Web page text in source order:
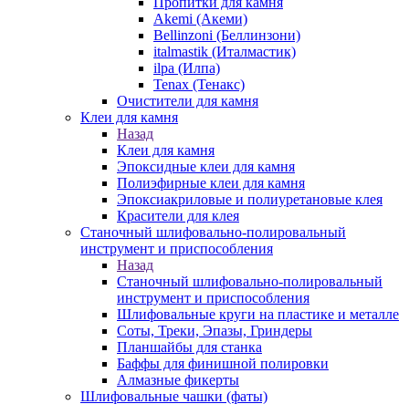
Akemi (Акеми)
Bellinzoni (Беллинзони)
italmastik (Италмастик)
ilpa (Илпа)
Tenax (Тенакс)
Очистители для камня
Клеи для камня
Назад
Клеи для камня
Эпоксидные клеи для камня
Полиэфирные клеи для камня
Эпоксиакриловые и полиуретановые клея
Красители для клея
Станочный шлифовально-полировальный
инструмент и приспособления
Назад
Станочный шлифовально-полировальный
инструмент и приспособления
Шлифовальные круги на пластике и металле
Соты, Треки, Эпазы, Гриндеры
Планшайбы для станка
Баффы для финишной полировки
Алмазные фикерты
Шлифовальные чашки (фаты)